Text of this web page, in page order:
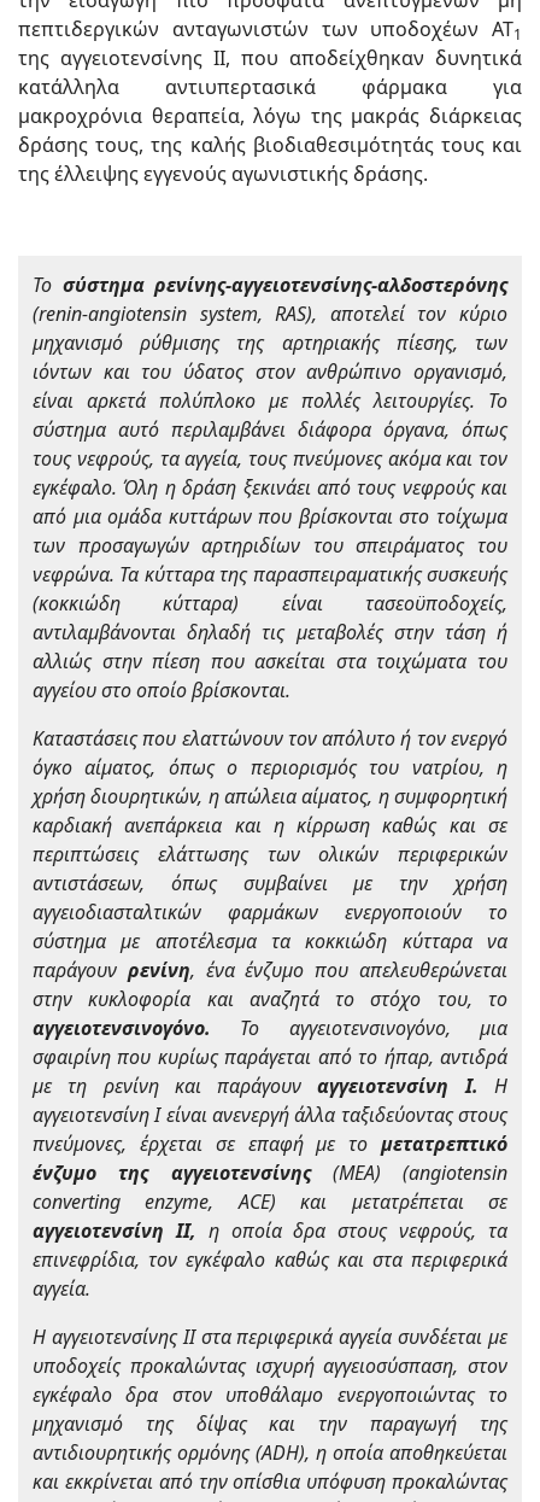
πεπτιδεργικών ανταγωνιστών των υποδοχέων ΑΤ1
της αγγειοτενσίνης ΙΙ, που αποδείχθηκαν δυνητικά
κατάλληλα αντιυπερτασικά φάρμακα για
μακροχρόνια θεραπεία, λόγω της μακράς διάρκειας
δράσης τους, της καλής βιοδιαθεσιμότητάς τους και
της έλλειψης εγγενούς αγωνιστικής δράσης.
Το σύστημα ρενίνης-αγγειοτενσίνης-αλδοστερόνης
(renin-angiotensin system, RAS), αποτελεί τον κύριο
μηχανισμό ρύθμισης της αρτηριακής πίεσης, των
ιόντων και του ύδατος στον ανθρώπινο οργανισμό,
είναι αρκετά πολύπλοκο με πολλές λειτουργίες. Το
σύστημα αυτό περιλαμβάνει διάφορα όργανα, όπως
τους νεφρούς, τα αγγεία, τους πνεύμονες ακόμα και τον
εγκέφαλο. Όλη η δράση ξεκινάει από τους νεφρούς και
από μια ομάδα κυττάρων που βρίσκονται στο τοίχωμα
των προσαγωγών αρτηριδίων του σπειράματος του
νεφρώνα. Τα κύτταρα της παρασπειραματικής συσκευής
(κοκκιώδη κύτταρα) είναι τασεοϋποδοχείς,
αντιλαμβάνονται δηλαδή τις μεταβολές στην τάση ή
αλλιώς στην πίεση που ασκείται στα τοιχώματα του
αγγείου στο οποίο βρίσκονται.
Καταστάσεις που ελαττώνουν τον απόλυτο ή τον ενεργό
όγκο αίματος, όπως ο περιορισμός του νατρίου, η
χρήση διουρητικών, η απώλεια αίματος, η συμφορητική
καρδιακή ανεπάρκεια και η κίρρωση καθώς και σε
περιπτώσεις ελάττωσης των ολικών περιφερικών
αντιστάσεων, όπως συμβαίνει με την χρήση
αγγειοδιασταλτικών φαρμάκων ενεργοποιούν το
σύστημα με αποτέλεσμα τα κοκκιώδη κύτταρα να
παράγουν ρενίνη, ένα ένζυμο που απελευθερώνεται
στην κυκλοφορία και αναζητά το στόχο του, το
αγγειοτενσινογόνο. Το αγγειοτενσινογόνο, μια
σφαιρίνη που κυρίως παράγεται από το ήπαρ, αντιδρά
με τη ρενίνη και παράγουναγγειοτενσίνη Ι. Η
αγγειοτενσίνη Ι είναι ανενεργή άλλα ταξιδεύοντας στους
πνεύμονες, έρχεται σε επαφή με το μετατρεπτικό
ένζυμο της αγγειοτενσίνης(ΜΕΑ) (angiotensin
converting enzyme, ACE) και μετατρέπεται σε
αγγειοτενσίνη ΙΙ, η οποία δρα στους νεφρούς, τα
επινεφρίδια, τον εγκέφαλο καθώς και στα περιφερικά
αγγεία.
Η αγγειοτενσίνης ΙΙ στα περιφερικά αγγεία συνδέεται με
υποδοχείς προκαλώντας ισχυρή αγγειοσύσπαση, στον
εγκέφαλο δρα στον υποθάλαμο ενεργοποιώντας το
μηχανισμό της δίψας και την παραγωγή της
αντιδιουρητικής ορμόνης (ADH), η οποία αποθηκεύεται
και εκκρίνεται από την οπίσθια υπόφυση προκαλώντας